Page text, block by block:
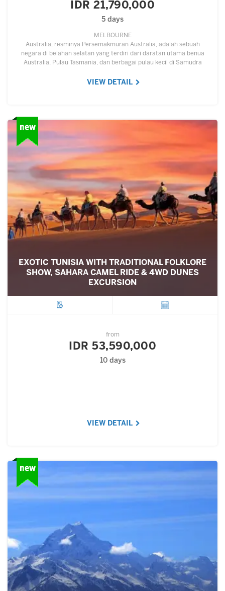
IDR 21,790,000
5 days
MELBOURNE
Australia, resminya Persemakmuran Australia, adalah sebuah
negara di belahan selatan yang terdiri dari daratan utama benua
Australia, Pulau Tasmania, dan berbagai pulau kecil di Samudra
VIEW DETAIL
EXOTIC TUNISIA WITH TRADITIONAL FOLKLORE
SHOW, SAHARA CAMEL RIDE & 4WD DUNES
EXCURSION
from
IDR 53,590,000
10 days
VIEW DETAIL